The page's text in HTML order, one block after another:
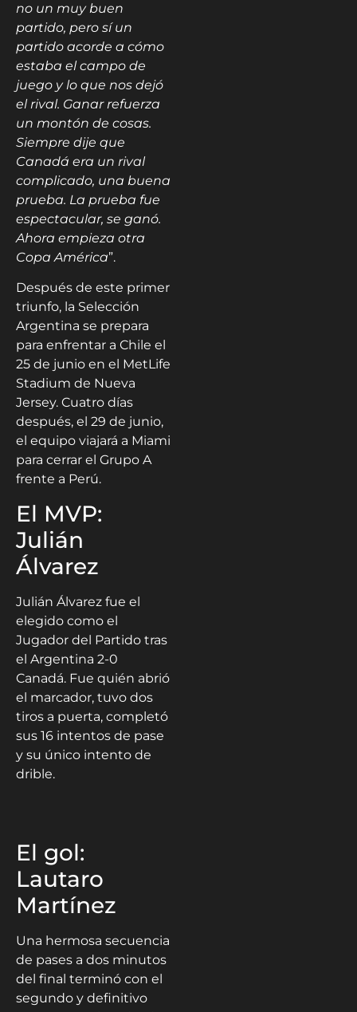
no un muy buen
partido, pero sí un
partido acorde a cómo
estaba el campo de
juego y lo que nos dejó
el rival. Ganar refuerza
un montón de cosas.
Siempre dije que
Canadá era un rival
complicado, una buena
prueba. La prueba fue
espectacular, se ganó.
Ahora empieza otra
Copa América”.
Después de este primer
triunfo, la Selección
Argentina se prepara
para enfrentar a Chile el
25 de junio en el MetLife
Stadium de Nueva
Jersey. Cuatro días
después, el 29 de junio,
el equipo viajará a Miami
para cerrar el Grupo A
frente a Perú.
El MVP:
Julián
Álvarez
Julián Álvarez fue el
elegido como el
Jugador del Partido tras
el Argentina 2-0
Canadá. Fue quién abrió
el marcador, tuvo dos
tiros a puerta, completó
sus 16 intentos de pase
y su único intento de
drible.
El gol:
Lautaro
Martínez
Una hermosa secuencia
de pases a dos minutos
del final terminó con el
segundo y definitivo